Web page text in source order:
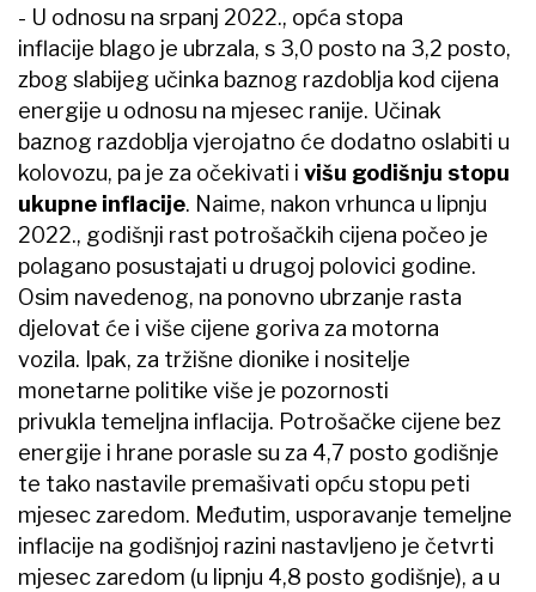
- U odnosu na srpanj 2022., opća stopa
inflacije blago je ubrzala, s 3,0 posto na 3,2 posto,
zbog slabijeg učinka baznog razdoblja kod cijena
energije u odnosu na mjesec ranije. Učinak
baznog razdoblja vjerojatno će dodatno oslabiti u
kolovozu, pa je za očekivati i višu godišnju stopu
ukupne inflacije. Naime, nakon vrhunca u lipnju
2022., godišnji rast potrošačkih cijena počeo je
polagano posustajati u drugoj polovici godine.
Osim navedenog, na ponovno ubrzanje rasta
djelovat će i više cijene goriva za motorna
vozila. Ipak, za tržišne dionike i nositelje
monetarne politike više je pozornosti
privukla temeljna inflacija. Potrošačke cijene bez
energije i hrane porasle su za 4,7 posto godišnje
te tako nastavile premašivati opću stopu peti
mjesec zaredom. Međutim, usporavanje temeljne
inflacije na godišnjoj razini nastavljeno je četvrti
mjesec zaredom (u lipnju 4,8 posto godišnje), a u